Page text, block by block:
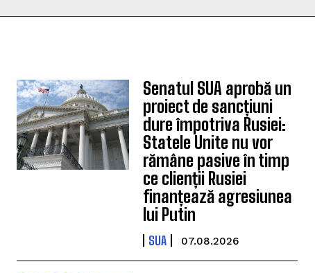
Senatul SUA aprobă un
proiect de sancțiuni
dure împotriva Rusiei:
Statele Unite nu vor
rămâne pasive în timp
ce clienții Rusiei
finanțează agresiunea
lui Putin
SUA 07.08.2026